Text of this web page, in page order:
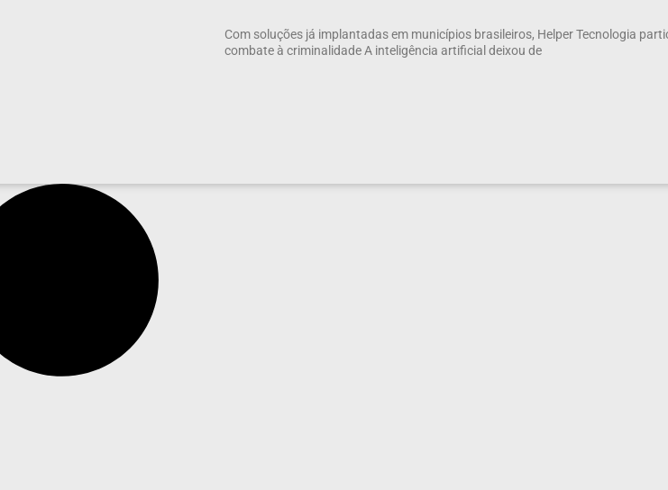
Com soluções já implantadas em municípios brasileiros, Helper Tecnologia
combate à criminalidade A inteligência artificial deixou de